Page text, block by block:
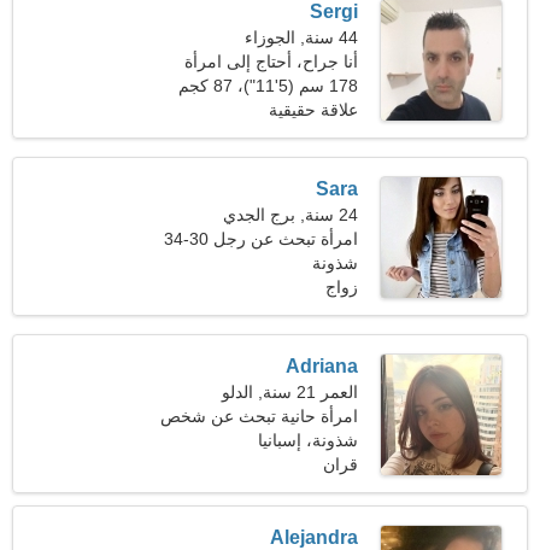
Sergi
44 سنة, الجوزاء
أنا جراح، أحتاج إلى امرأة
مرحة
178 سم (5'11")، 87 كجم
(191 رطلا)
علاقة حقيقية
Sara
24 سنة, برج الجدي
امرأة تبحث عن رجل 30-34
شذونة
زواج
Adriana
العمر 21 سنة, الدلو
امرأة حانية تبحث عن شخص
مثلك
شذونة، إسبانيا
قران
Alejandra